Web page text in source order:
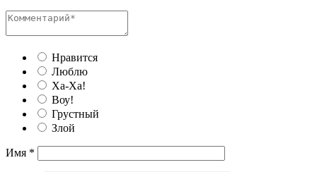
Нравится
Люблю
Ха-Ха!
Воу!
Грустный
Злой
Имя *